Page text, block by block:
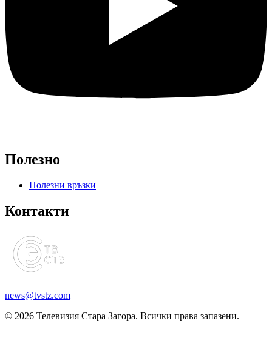
Полезно
Полезни връзки
Контакти
news@tvstz.com
© 2026 Телевизия Стара Загора. Всички права запазени.